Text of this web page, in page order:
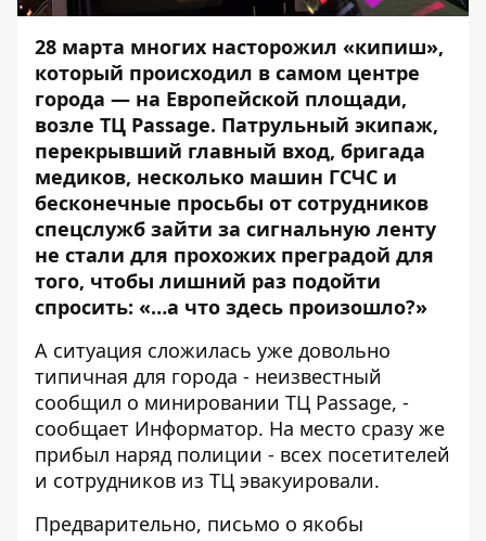
28 марта многих насторожил «кипиш»,
который происходил в самом центре
города — на Европейской площади,
возле ТЦ Passage. Патрульный экипаж,
перекрывший главный вход, бригада
медиков, несколько машин ГСЧС и
бесконечные просьбы от сотрудников
спецслужб зайти за сигнальную ленту
не стали для прохожих преградой для
того, чтобы лишний раз подойти
спросить: «…а что здесь произошло?»
А ситуация сложилась уже довольно
типичная для города - неизвестный
сообщил о минировании ТЦ Passage, -
сообщает Информатор. На место сразу же
прибыл наряд полиции - всех посетителей
и сотрудников из ТЦ эвакуировали.
Предварительно, письмо о якобы